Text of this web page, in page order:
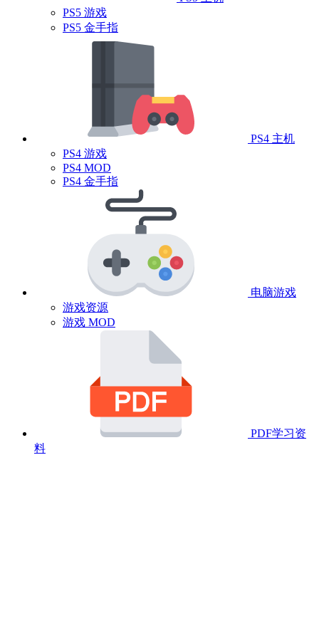
PS5 游戏
PS5 金手指
PS4 主机
PS4 游戏
PS4 MOD
PS4 金手指
电脑游戏
游戏资源
游戏 MOD
PDF学习资
料